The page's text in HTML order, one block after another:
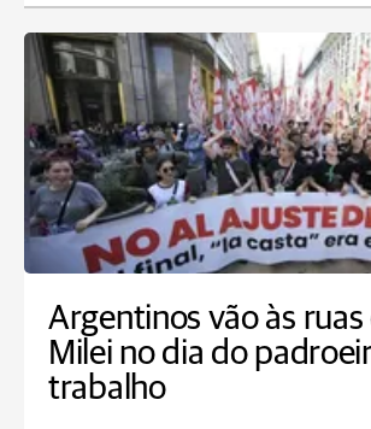
Argentinos vão às
Milei no dia do
trabalho